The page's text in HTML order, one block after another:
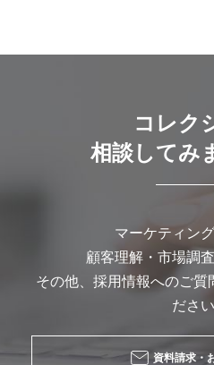
コレク
相談してみ
マーケティン
顧客理解・市場調
その他、採用情報へのご質
ださい
資料請求・